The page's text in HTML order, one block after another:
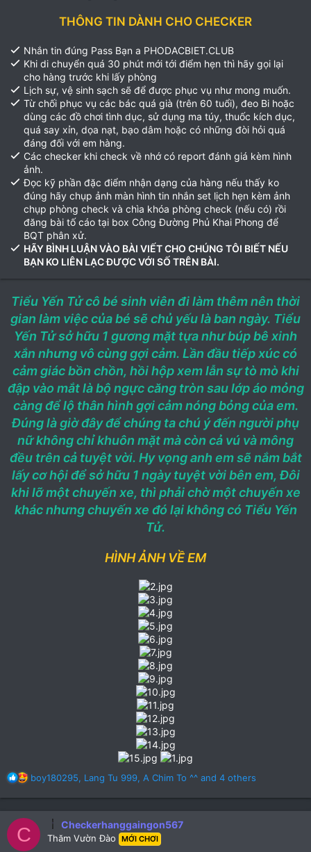
THÔNG TIN DÀNH CHO CHECKER
Nhắn tin đúng Pass Bạn a PHODACBIET.CLUB
Khi di chuyển quá 30 phút mới tới điểm hẹn thì hãy gọi lại
cho hàng trước khi lấy phòng
Lịch sự, vệ sinh sạch sẽ để được phục vụ như mong muốn.
Từ chối phục vụ các bác quá già (trên 60 tuổi), đeo Bi hoặc
dùng các đồ chơi tình dục, sử dụng ma túy, thuốc kích dục,
quá say xỉn, dọa nạt, bạo dâm hoặc có những đòi hỏi quá
đáng đối với em hàng.
Các checker khi check về nhớ có report đánh giá kèm hình
ảnh.
Đọc kỹ phần đặc điểm nhận dạng của hàng nếu thấy ko
đúng hãy chụp ảnh màn hình tin nhắn set lịch hẹn kèm ảnh
chụp phòng check và chìa khóa phòng check (nếu có) rồi
đăng bài tố cáo tại box Công Đường Phủ Khai Phong để
BQT phân xử.
HÃY BÌNH LUẬN VÀO BÀI VIẾT CHO CHÚNG TÔI BIẾT NẾU
BẠN KO LIÊN LẠC ĐƯỢC VỚI SỐ TRÊN BÀI.
Tiểu Yến Tử cô bé sinh viên đi làm thêm nên thời
gian làm việc của bé sẽ chủ yếu là ban ngày. Tiểu
Yến Tử sở hữu 1 gương mặt tựa như búp bê xinh
xắn nhưng vô cùng gợi cảm. Lần đầu tiếp xúc có
cảm giác bồn chồn, hồi hộp xem lẫn sự tò mò khi
đập vào mắt là bộ ngực căng tròn sau lớp áo mỏng
càng để lộ thân hình gợi cảm nóng bỏng của em.
Đúng là giờ đây để chúng ta chú ý đến người phụ
nữ không chỉ khuôn mặt mà còn cả vú và mông
đều trên cả tuyệt vời. Hy vọng anh em sẽ nắm bắt
lấy cơ hội để sở hữu 1 ngày tuyệt vời bên em, Đôi
khi lỡ một chuyến xe, thì phải chờ một chuyến xe
khác nhưng chuyến xe đó lại không có Tiểu Yến
Tử.
HÌNH ẢNH VỀ EM
R
c
i
boy180295, Lang Tu 999, A Chim To ^^ and 4 others
C Checkerhanggaingon567
Thăm Vườn Đào MỚI CHƠI